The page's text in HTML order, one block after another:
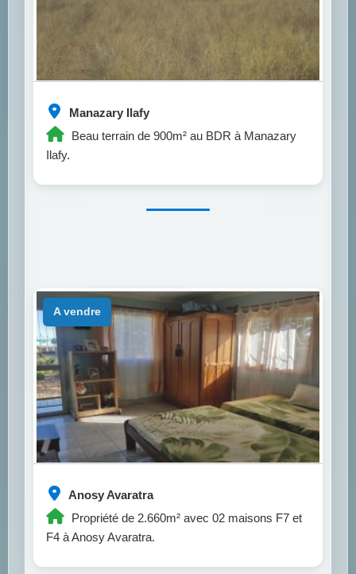
Manazary Ilafy
Beau terrain de 900m² au BDR à Manazary
Ilafy.
Anosy Avaratra
Propriété de 2.660m² avec 02 maisons F7 et
F4 à Anosy Avaratra.
a vendre